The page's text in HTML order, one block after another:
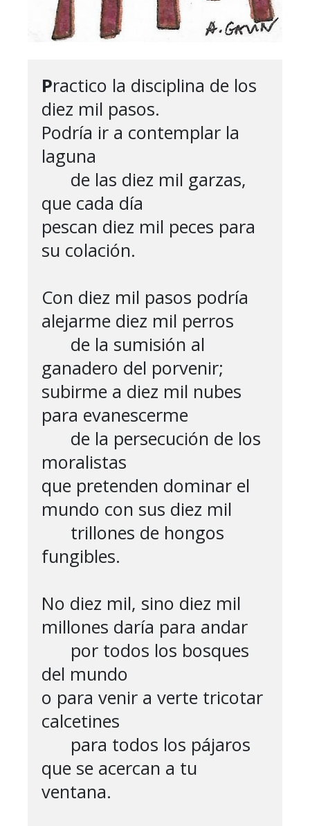
Practico la disciplina de los
diez mil pasos.
Podría ir a contemplar la
laguna
de las diez mil garzas,
que cada día
pescan diez mil peces para
su colación.
Con diez mil pasos podría
alejarme diez mil perros
de la sumisión al
ganadero del porvenir;
subirme a diez mil nubes
para evanescerme
de la persecución de los
moralistas
que pretenden dominar el
mundo con sus diez mil
trillones de hongos
fungibles.
No diez mil, sino diez mil
millones daría para andar
por todos los bosques
del mundo
o para venir a verte tricotar
calcetines
para todos los pájaros
que se acercan a tu
ventana.